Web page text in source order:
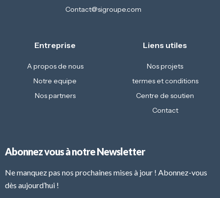
Contact@sigroupe.com
Entreprise
A propos de nous
Notre equipe
Nos partners
Liens utiles
Nos projets
termes et conditions
Centre de soutien
Contact
Abonnez vous à notre Newsletter
Ne manquez pas nos prochaines mises à jour ! Abonnez-vous
dès aujourd’hui !